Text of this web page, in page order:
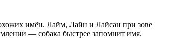
имён. Лайм, Лайн и Лайсан при зове
— собака быстрее запомнит имя.